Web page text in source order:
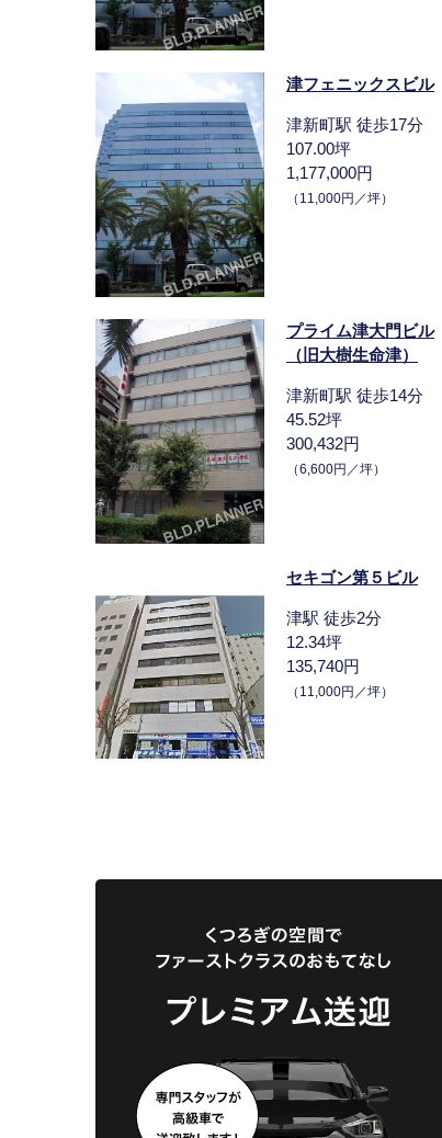
津フェニックスビル
津新町駅 徒歩17分
107.00坪
1,177,000円
（11,000円／坪）
プライム津大門ビル
（旧大樹生命津）
津新町駅 徒歩14分
45.52坪
300,432円
（6,600円／坪）
セキゴン第５ビル
津駅 徒歩2分
12.34坪
135,740円
（11,000円／坪）